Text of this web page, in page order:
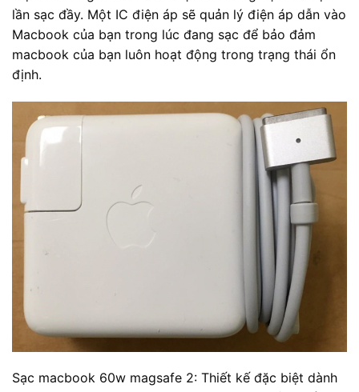
lần sạc đầy. Một IC điện áp sẽ quản lý điện áp dẫn vào
Macbook của bạn trong lúc đang sạc để bảo đảm
macbook của bạn luôn hoạt động trong trạng thái ổn
định.
Sạc macbook 60w magsafe 2: Thiết kế đặc biệt dành